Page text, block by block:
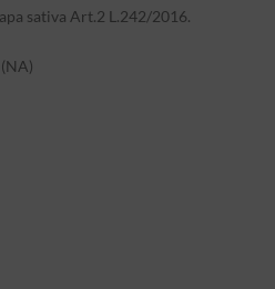
sativa Art.2 L.242/2016.